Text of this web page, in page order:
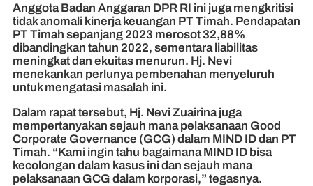
Anggota Badan Anggaran DPR RI ini juga mengkritisi
tidak anomali kinerja keuangan PT Timah. Pendapatan
PT Timah sepanjang 2023 merosot 32,88%
dibandingkan tahun 2022, sementara liabilitas
meningkat dan ekuitas menurun. Hj. Nevi
menekankan perlunya pembenahan menyeluruh
untuk mengatasi masalah ini.
Dalam rapat tersebut, Hj. Nevi Zuairina juga
mempertanyakan sejauh mana pelaksanaan Good
Corporate Governance (GCG) dalam MIND ID dan PT
Timah. “Kami ingin tahu bagaimana MIND ID bisa
kecolongan dalam kasus ini dan sejauh mana
pelaksanaan GCG dalam korporasi,” tegasnya.